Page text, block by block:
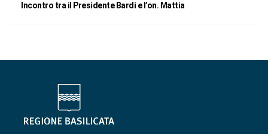
Incontro tra il Presidente Bardi e l’on. Mattia